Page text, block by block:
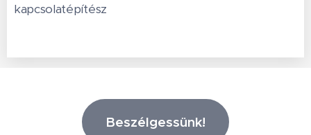
kapcsolatépítész
Beszélgessünk!